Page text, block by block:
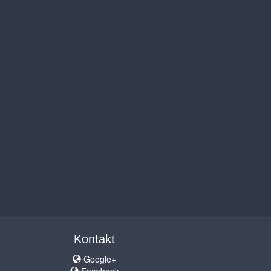
Kontakt
Google+